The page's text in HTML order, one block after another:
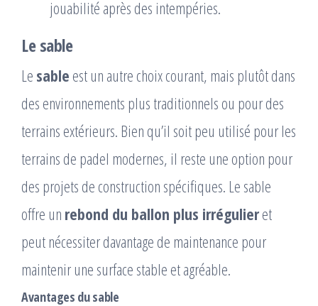
jouabilité après des intempéries.
Le sable
Le sable est un autre choix courant, mais plutôt dans
des environnements plus traditionnels ou pour des
terrains extérieurs. Bien qu’il soit peu utilisé pour les
terrains de padel modernes, il reste une option pour
des projets de construction spécifiques. Le sable
offre un rebond du ballon plus irrégulieret
peut nécessiter davantage de maintenance pour
maintenir une surface stable et agréable.
Avantages du sable